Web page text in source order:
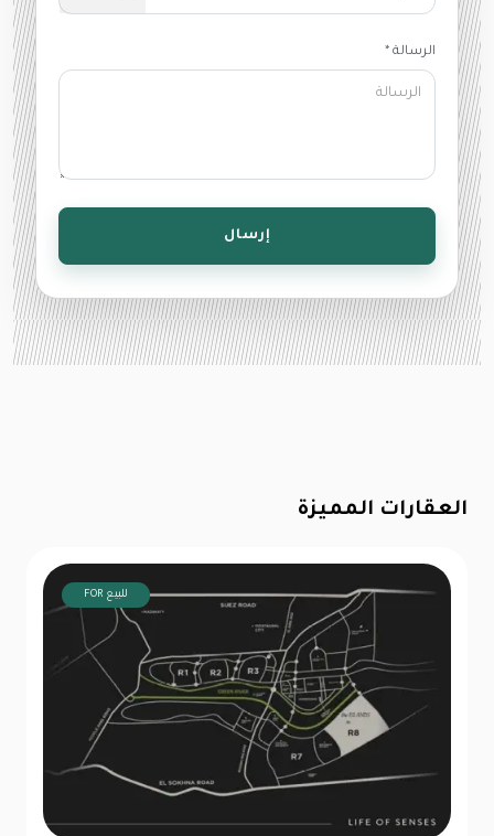
الرسالة *
إرسال
العقارات المميزة
FOR للبيع